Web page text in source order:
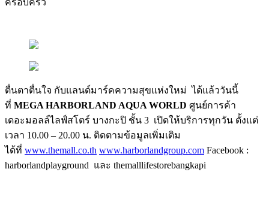
ตื่นตาตื่นใจ กับแลนด์มาร์คความสุขแห่งใหม่ ได้แล้ววันนี้
ที่ MEGA HARBORLAND AQUA WORLD ศูนย์การค้า
เดอะมอลล์ไลฟ์สโตร์ บางกะปิ ชั้น 3 เปิดให้บริการทุกวัน ตั้งแต่
เวลา 10.00 – 20.00 น. ติดตามข้อมูลเพิ่มเติม
ได้ที่ www.themall.co.th www.harborlandgroup.com Facebook :
harborlandplayground และ themalllifestorebangkapi